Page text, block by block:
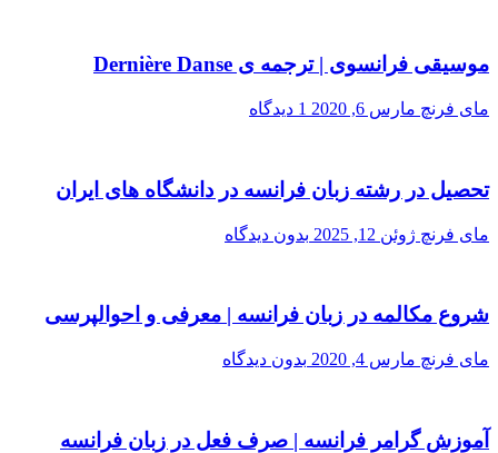
موسیقی فرانسوی | ترجمه ی Dernière Danse
مای فرنچ مارس 6, 2020 1 دیدگاه
تحصیل در رشته زبان فرانسه در دانشگاه های ایران
مای فرنچ ژوئن 12, 2025 بدون دیدگاه
شروع مکالمه در زبان فرانسه | معرفی و احوالپرسی
مای فرنچ مارس 4, 2020 بدون دیدگاه
آموزش گرامر فرانسه | صرف فعل در زبان فرانسه